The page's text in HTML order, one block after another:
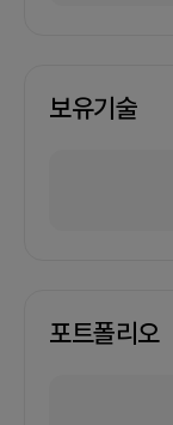
보유기술
포트폴리오